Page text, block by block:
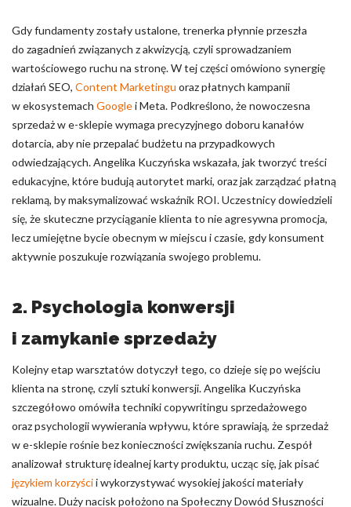
Gdy fundamenty zostały ustalone, trenerka płynnie przeszła
do zagadnień związanych z akwizycją, czyli sprowadzaniem
wartościowego ruchu na stronę. W tej części omówiono synergię
działań SEO, Content Marketingu oraz płatnych kampanii
w ekosystemach Googlei Meta. Podkreślono, że nowoczesna
sprzedaż w e-sklepie wymaga precyzyjnego doboru kanałów
dotarcia, aby nie przepalać budżetu na przypadkowych
odwiedzających. Angelika Kuczyńska wskazała, jak tworzyć treści
edukacyjne, które budują autorytet marki, oraz jak zarządzać płatną
reklamą, by maksymalizować wskaźnik ROI. Uczestnicy dowiedzieli
się, że skuteczne przyciąganie klienta to nie agresywna promocja,
lecz umiejętne bycie obecnym w miejscu i czasie, gdy konsument
aktywnie poszukuje rozwiązania swojego problemu.
2. Psychologia konwersji
i zamykanie sprzedaży
Kolejny etap warsztatów dotyczył tego, co dzieje się po wejściu
klienta na stronę, czyli sztuki konwersji. Angelika Kuczyńska
szczegółowo omówiła techniki copywritingu sprzedażowego
oraz psychologii wywierania wpływu, które sprawiają, że sprzedaż
w e-sklepie rośnie bez konieczności zwiększania ruchu. Zespół
analizował strukturę idealnej karty produktu, ucząc się, jak pisać
językiem korzyścii wykorzystywać wysokiej jakości materiały
wizualne. Duży nacisk położono na Społeczny Dowód Słuszności